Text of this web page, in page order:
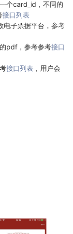
个card_id，不同的
接口列表
电子票据平台，参考
pdf，参考参考接口
接口列表 ，用户会